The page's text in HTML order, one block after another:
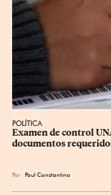
POLÍTICA
Examen de control
documentos
Por Paul Constantino